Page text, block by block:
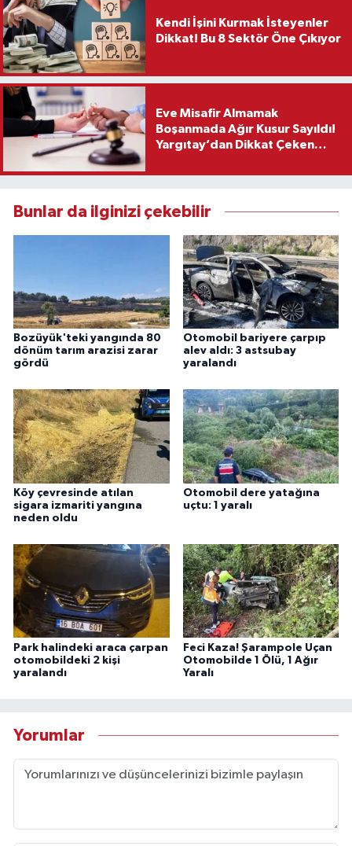
Kendi İşini Kurmak İsteyenler
Dikkat! Bu 8 Sektör Öne Çıkıyor
Eve Misafir Almamak
Boşanmada Ağır Kusur Sayıldı!
Yargıtay’dan Dikkat Çeken
Bunlar da ilginizi çekebilir
Bozüyük'teki yangında 80
dönüm tarım arazisi zarar
gördü
Otomobil bariyere çarpıp
alev aldı: 3 astsubay
yaralandı
Köy çevresinde atılan
sigara izmariti yangına
neden oldu
Otomobil dere yatağına
uçtu: 1 yaralı
Park halindeki araca çarpan
otomobildeki 2 kişi
yaralandı
Feci Kaza! Şarampole Uçan
Otomobilde 1 Ölü, 1 Ağır
Yaralı
Yorumlar